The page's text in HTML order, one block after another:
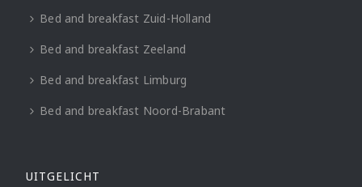
Bed and breakfast Zuid-Holland
Bed and breakfast Zeeland
Bed and breakfast Limburg
Bed and breakfast Noord-Brabant
UITGELICHT